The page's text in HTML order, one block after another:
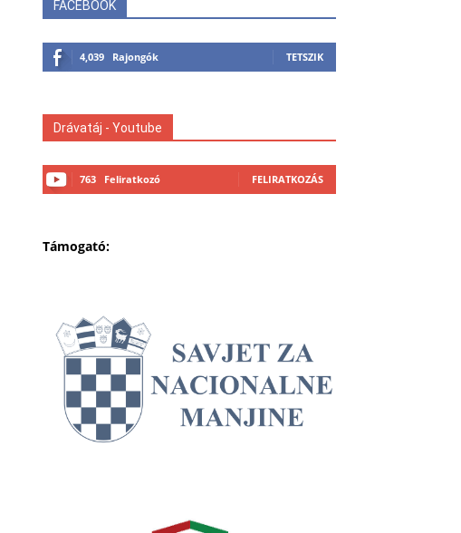
FACEBOOK
4,039 Rajongók TETSZIK
Drávatáj - Youtube
763 Feliratkozó FELIRATKOZÁS
Támogató: